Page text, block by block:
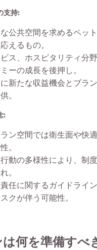
支持:
公共空間を求めるペッ
えるもの。
ス、ホスピタリティ分
ーの成長を後押し。
新たな収益機会とブラ
。
:
ン空間では衛生面や快
。
動の多様性により、制
。
任に関するガイドライ
クが伴う可能性。
何を準備すべ